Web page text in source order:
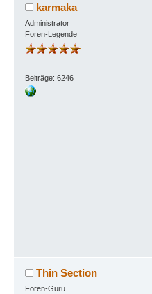
karmaka
Administrator
Foren-Legende
Beiträge: 6246
Thin Section
Foren-Guru